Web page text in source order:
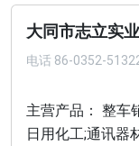
大同市志立实
电话 86-0352-
主营产品： 整车
日用化工;通讯器